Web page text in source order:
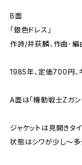
B面
「銀色ドレス」
作詩/井荻麟、作曲･
1985年、定価700円、
A面は「機動戦士Ζガン
ジャケットは見開きタ
状態はシワが少し～多